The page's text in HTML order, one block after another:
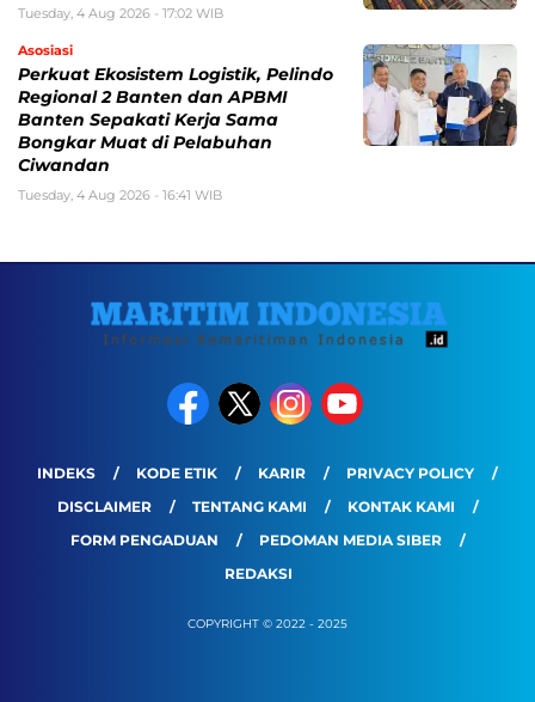
Tuesday, 4 Aug 2026 - 17:02 WIB
Asosiasi
Perkuat Ekosistem Logistik, Pelindo
Regional 2 Banten dan APBMI
Banten Sepakati Kerja Sama
Bongkar Muat di Pelabuhan
Ciwandan
Tuesday, 4 Aug 2026 - 16:41 WIB
INDEKS KODE ETIK KARIR
PRIVACY POLICY
DISCLAIMER
TENTANG KAMI
KONTAK KAMI
FORM PENGADUAN
PEDOMAN MEDIA SIBER
REDAKSI
COPYRIGHT © 2022 - 2025